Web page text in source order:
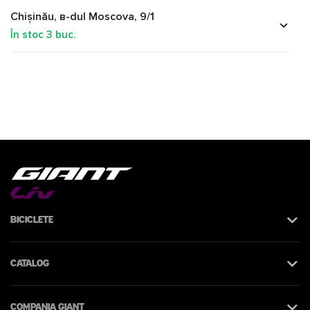
Chișinău, в-dul Moscova, 9/1
În stoc 3 buc.
Biciclete
Catalog
Compania Giant